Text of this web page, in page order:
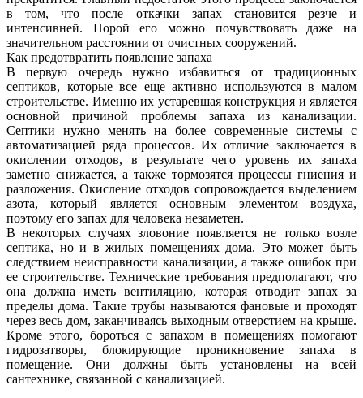
в том, что после откачки запах становится резче и
интенсивней. Порой его можно почувствовать даже на
значительном расстоянии от очистных сооружений.
Как предотвратить появление запаха
В первую очередь нужно избавиться от традиционных
септиков, которые все еще активно используются в малом
строительстве. Именно их устаревшая конструкция и является
основной причиной проблемы запаха из канализации.
Септики нужно менять на более современные системы с
автоматизацией ряда процессов. Их отличие заключается в
окислении отходов, в результате чего уровень их запаха
заметно снижается, а также тормозятся процессы гниения и
разложения. Окисление отходов сопровождается выделением
азота, который является основным элементом воздуха,
поэтому его запах для человека незаметен.
В некоторых случаях зловоние появляется не только возле
септика, но и в жилых помещениях дома. Это может быть
следствием неисправности канализации, а также ошибок при
ее строительстве. Технические требования предполагают, что
она должна иметь вентиляцию, которая отводит запах за
пределы дома. Такие трубы называются фановые и проходят
через весь дом, заканчиваясь выходным отверстием на крыше.
Кроме этого, бороться с запахом в помещениях помогают
гидрозатворы, блокирующие проникновение запаха в
помещение. Они должны быть установлены на всей
сантехнике, связанной с канализацией.